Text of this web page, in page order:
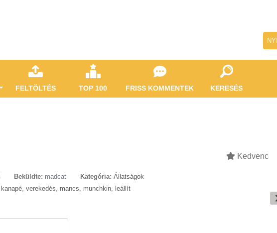
FELTÖLTÉS TOP 100 FRISS KOMMENTEK KERESÉS
Kedvenc
Beküldte: madcat Kategória: Állatságok
kanapé, verekedés, mancs, munchkin, leállít